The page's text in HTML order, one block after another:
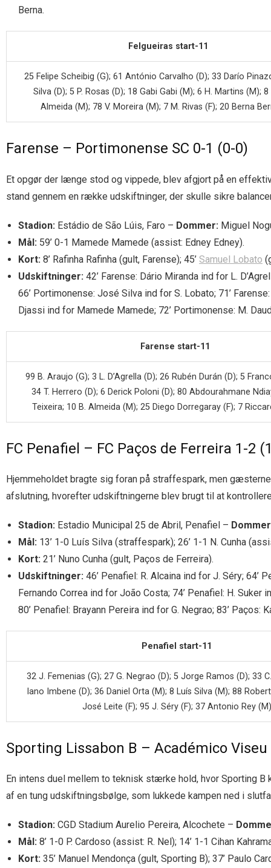
Berna.
Felgueiras start-11
25 Felipe Scheibig (G); 61 António Carvalho (D); 33 Darío
Silva (D); 5 P. Rosas (D); 18 Gabi Gabi (M); 6 H. Martins (M);
Almeida (M); 78 V. Moreira (M); 7 M. Rivas (F); 20 Berna
Farense – Portimonense SC 0-1 (0-0)
Et opgør der længe stod og vippede, blev afgjort på en
stand gennem en række udskiftninger, der skulle sikre
Stadion: Estádio de São Lúis, Faro – Dommer: Miguel
Mål: 59’ 0-1 Mamede Mamede (assist: Edney Edney).
Kort: 8’ Rafinha Rafinha (gult, Farense); 45’ Samuel Lobato
Udskiftninger: 42’ Farense: Dário Miranda ind for L.
66’ Portimonense: José Silva ind for S. Lobato; 71’
Djassi ind for Mamede Mamede; 72’ Portimonense: M.
Farense start-11
99 B. Araujo (G); 3 L. D’Agrella (D); 26 Rubén Durán (D); 5
34 T. Herrero (D); 6 Derick Poloni (D); 80 Abdourahmane
Teixeira; 10 B. Almeida (M); 25 Diego Dorregaray (F); 7
FC Penafiel – FC Paços de Ferreira 1-2
Hjemmeholdet bragte sig foran på straffespark, men
afslutning, hvorefter udskiftningerne blev brugt til at
Stadion: Estadio Municipal 25 de Abril, Penafiel –
Mål: 13’ 1-0 Luís Silva (straffespark); 26’ 1-1 N. Cunha
Kort: 21’ Nuno Cunha (gult, Paços de Ferreira).
Udskiftninger: 46’ Penafiel: R. Alcaina ind for J. Séry; 64’
Fernando Correa ind for João Costa; 74’ Penafiel: H.
80’ Penafiel: Brayann Pereira ind for G. Negrao; 83’
Penafiel start-11
32 J. Femenias (G); 27 G. Negrao (D); 5 Jorge Ramos (D); 33
lano Imbene (D); 36 Daniel Orta (M); 8 Luís Silva (M); 88
José Leite (F); 95 J. Séry (F); 37 Antonio Rey (M)
Sporting Lissabon B – Académico Viseu
En intens duel mellem to teknisk stærke hold, hvor Sporting
af en tung udskiftningsbølge, som lukkede kampen ned i
Stadion: CGD Stadium Aurelio Pereira, Alcochete –
Mål: 8’ 1-0 P. Cardoso (assist: R. Nel); 14’ 1-1 Cihan
Kort: 35’ Manuel Mendonça (gult, Sporting B); 37’ Paulo